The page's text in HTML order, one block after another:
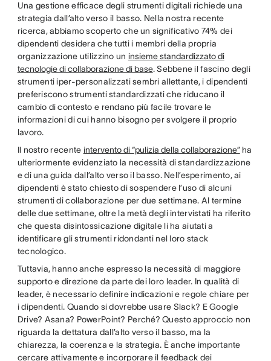
Una gestione efficace degli strumenti digitali richiede una
strategia dall’alto verso il basso. Nella nostra recente
ricerca, abbiamo scoperto che un significativo 74% dei
dipendenti desidera che tutti i membri della propria
organizzazione utilizzino un insieme standardizzato di
tecnologie di collaborazione di base. Sebbene il fascino degli
strumenti iper-personalizzati sembri allettante, i dipendenti
preferiscono strumenti standardizzati che riducano il
cambio di contesto e rendano più facile trovare le
informazioni di cui hanno bisogno per svolgere il proprio
lavoro.
Il nostro recente intervento di “pulizia della collaborazione”ha
ulteriormente evidenziato la necessità di standardizzazione
e di una guida dall’alto verso il basso. Nell’esperimento, ai
dipendenti è stato chiesto di sospendere l’uso di alcuni
strumenti di collaborazione per due settimane. Al termine
delle due settimane, oltre la metà degli intervistati ha riferito
che questa disintossicazione digitale li ha aiutati a
identificare gli strumenti ridondanti nel loro stack
tecnologico.
Tuttavia, hanno anche espresso la necessità di maggiore
supporto e direzione da parte dei loro leader. In qualità di
leader, è necessario definire indicazioni e regole chiare per
i dipendenti. Quando si dovrebbe usare Slack? E Google
Drive? Asana? PowerPoint? Perché? Questo approccio non
riguarda la dettatura dall’alto verso il basso, ma la
chiarezza, la coerenza e la strategia. È anche importante
cercare attivamente e incorporare il feedback dei